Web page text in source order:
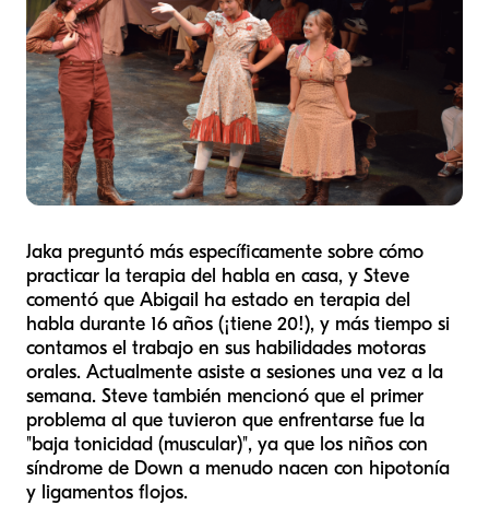
Jaka preguntó más específicamente sobre cómo
practicar la terapia del habla en casa, y Steve
comentó que Abigail ha estado en terapia del
habla durante 16 años (¡tiene 20!), y más tiempo si
contamos el trabajo en sus habilidades motoras
orales. Actualmente asiste a sesiones una vez a la
semana. Steve también mencionó que el primer
problema al que tuvieron que enfrentarse fue la
"baja tonicidad (muscular)", ya que los niños con
síndrome de Down a menudo nacen con hipotonía
y ligamentos flojos.